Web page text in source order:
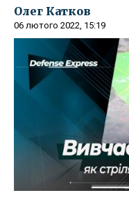
Олег Катков
06 лютого 2022, 15:19